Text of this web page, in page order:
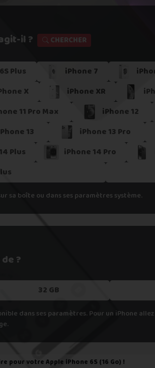
un point relais
aux spécifications de votre appareil,
il ?
CHERCHER
Plus iPhone 7
X iPhone XR
11 Pro Max iPhone 12
13 iPhone 13 Pro
Plus iPhone 14 Pro
boîte ou dans ses paramètres système.
?
32 GB
dans ses paramètres. Pour un iPhone
pour votreApple iPhone 6S (16 Go) !